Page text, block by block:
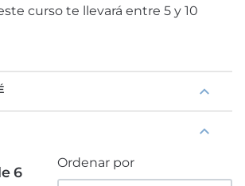
curso te llevará entre 5 y 10
6
Ordenar por